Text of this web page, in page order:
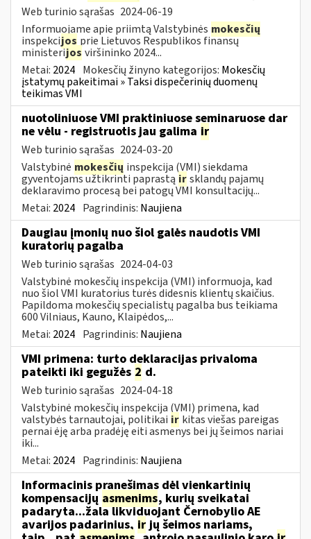
Web turinio sąrašas 2024-06-19
Informuojame apie priimtą Valstybinės mokesčių
inspekcijos prie Lietuvos Respublikos finansų
ministerijos viršininko 2024...
Metai: 2024 Mokesčių žinyno kategorijos: Mokesčių
įstatymų pakeitimai » Taksi dispečerinių duomenų
teikimas VMI
nuotoliniuose VMI praktiniuose seminaruose dar
ne vėlu - registruotis jau galima ir
Web turinio sąrašas 2024-03-20
Valstybinė mokesčių inspekcija (VMI) siekdama
gyventojams užtikrinti paprastą irsklandų pajamų
deklaravimo procesą bei patogų VMI konsultacijų...
Metai: 2024 Pagrindinis: Naujiena
Daugiau įmonių nuo šiol galės naudotis VMI
kuratorių pagalba
Web turinio sąrašas 2024-04-03
Valstybinė mokesčių inspekcija (VMI) informuoja, kad
nuo šiol VMI kuratorius turės didesnis klientų skaičius.
Papildoma mokesčių specialistų pagalba bus teikiama
600 Vilniaus, Kauno, Klaipėdos,...
Metai: 2024 Pagrindinis: Naujiena
VMI primena: turto deklaracijas privaloma
pateikti iki gegužės 2 d.
Web turinio sąrašas 2024-04-18
Valstybinė mokesčių inspekcija (VMI) primena, kad
valstybės tarnautojai, politikai ir kitas viešas pareigas
pernai ėję arba pradėję eiti asmenys bei jų šeimos nariai
iki...
Metai: 2024 Pagrindinis: Naujiena
Informacinis pranešimas dėl vienkartinių
kompensacijų asmenims, kurių sveikatai
padaryta...žala likviduojant Černobylio AE
avarijos padarinius, irjų šeimos nariams,